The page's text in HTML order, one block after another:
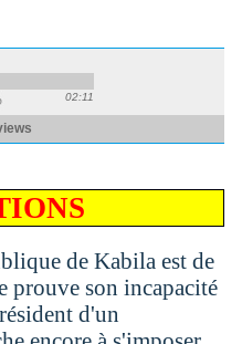
de Kabila est de
prouve son incapacité
d'un